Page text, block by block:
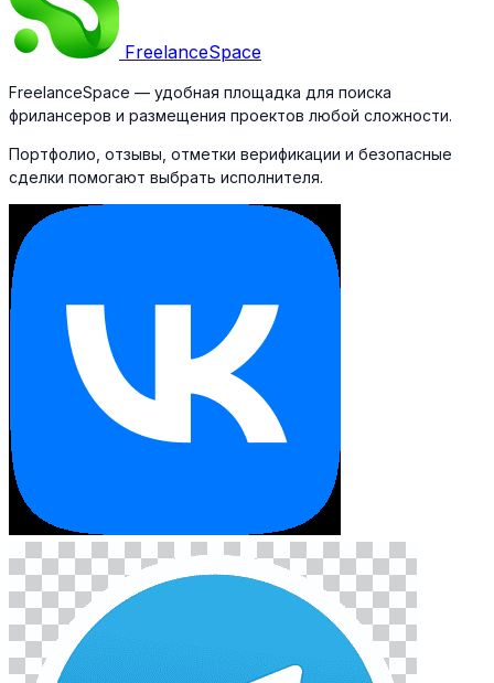
FreelanceSpace
FreelanceSpace — удобная площадка для поиска
фрилансеров и размещения проектов любой сложности.
Портфолио, отзывы, отметки верификации и безопасные
сделки помогают выбрать исполнителя.